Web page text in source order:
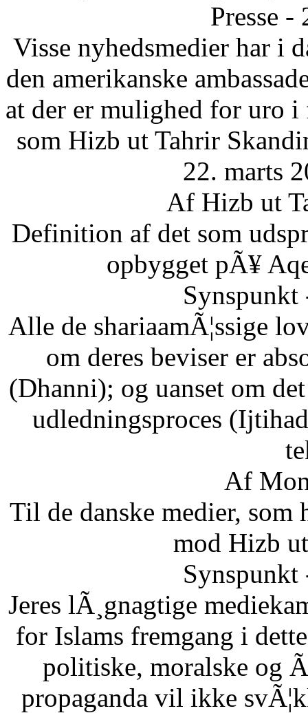
Presse -
Visse nyhedsmedier har i
den amerikanske
at der er mulighed for uro i
som Hizb ut Tahrir
22. marts
Af Hizb ut
Definition af det som
opbygget pÃ¥
Synspunkt
Alle de shariaamÃ¦ssige
om deres beviser er
(Dhanni); og uanset om
udledningsproces
Af
Til de danske medier, som
mod Hizb
Synspunkt
Jeres lÃ¸gnagtige
for Islams fremgang i
politiske, moralske og
propaganda vil ikke